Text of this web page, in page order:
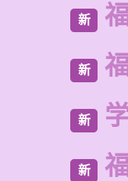
新
新
新
新